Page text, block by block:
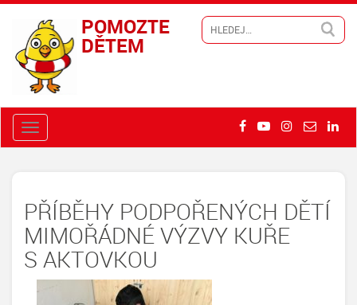
POMOZTE
DĚTEM
PŘÍBĚHY PODPOŘENÝCH DĚTÍ
MIMOŘÁDNÉ VÝZVY KUŘE
S AKTOVKOU